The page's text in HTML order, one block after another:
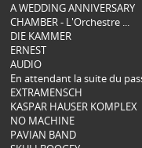
A WEDDING ANNIVERSARY
CHAMBER - L'Orchestre ...
DIE KAMMER
ERNEST
AUDIO
En attendant la suite du
EXTRAMENSCH
KASPAR HAUSER KOMPLEX
NO MACHINE
PAVIAN BAND